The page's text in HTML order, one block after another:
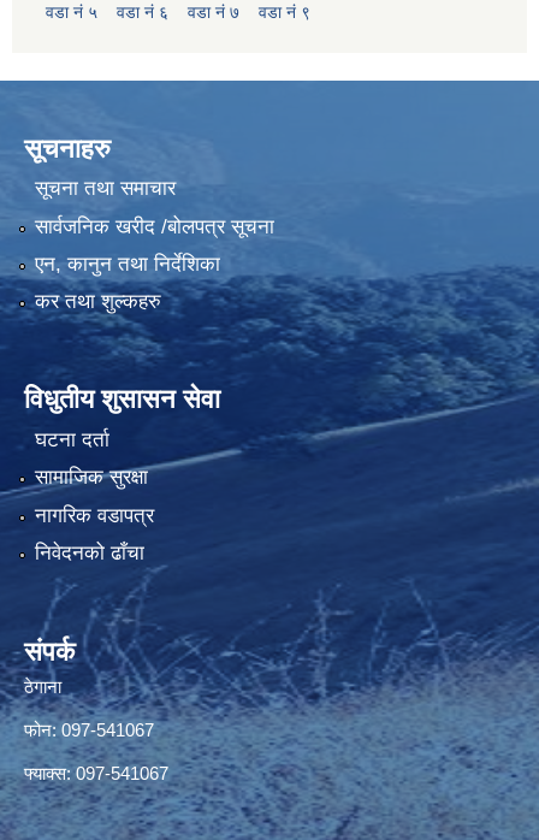
वडा नं ५ वडा नं ६ वडा नं ७ वडा नं ९
सूचनाहरु
सूचना तथा समाचार
सार्वजनिक खरीद /बोलपत्र सूचना
एन, कानुन तथा निर्देशिका
कर तथा शुल्कहरु
विधुतीय शुसासन सेवा
घटना दर्ता
सामाजिक सुरक्षा
नागरिक वडापत्र
निवेदनको ढाँचा
संपर्क
ठेगाना
फोन: 097-541067
फ्याक्स: 097-541067